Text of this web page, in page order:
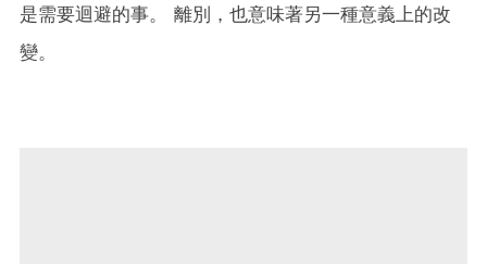
是需要迴避的事。 離別，也意味著另一種意義上的改
變。